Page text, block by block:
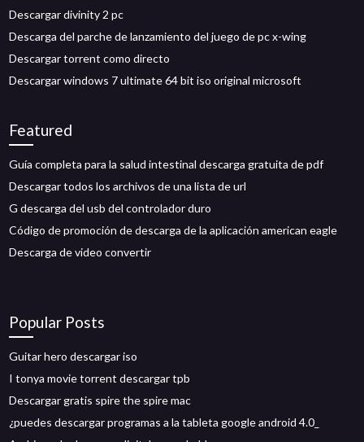
Descargar divinity 2 pc
Descarga del parche de lanzamiento del juego de pc x-wing
Descargar torrent como directo
Descargar windows 7 ultimate 64 bit iso original microsoft
Featured
Guía completa para la salud intestinal descarga gratuita de pdf
Descargar todos los archivos de una lista de url
G descarga del usb del controlador duro
Código de promoción de descarga de la aplicación american eagle
Descarga de video convertir
Popular Posts
Guitar hero descargar iso
I tonya movie torrent descargar tpb
Descargar gratis spire the spire mac
¿puedes descargar programas a la tableta google android 4.0_